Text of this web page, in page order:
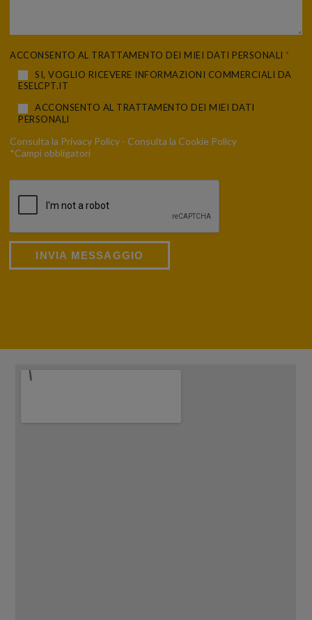
ACCONSENTO AL TRATTAMENTO DEI MIEI DATI PERSONALI *
SI, VOGLIO RICEVERE INFORMAZIONI COMMERCIALI DA
ESELCPT.IT
ACCONSENTO AL TRATTAMENTO DEI MIEI DATI
PERSONALI
Consulta la Privacy Policy - Consulta laCookie Policy
*Campi obbligatori
INVIA MESSAGGIO